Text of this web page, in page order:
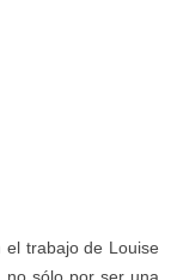
trabajo de Louise